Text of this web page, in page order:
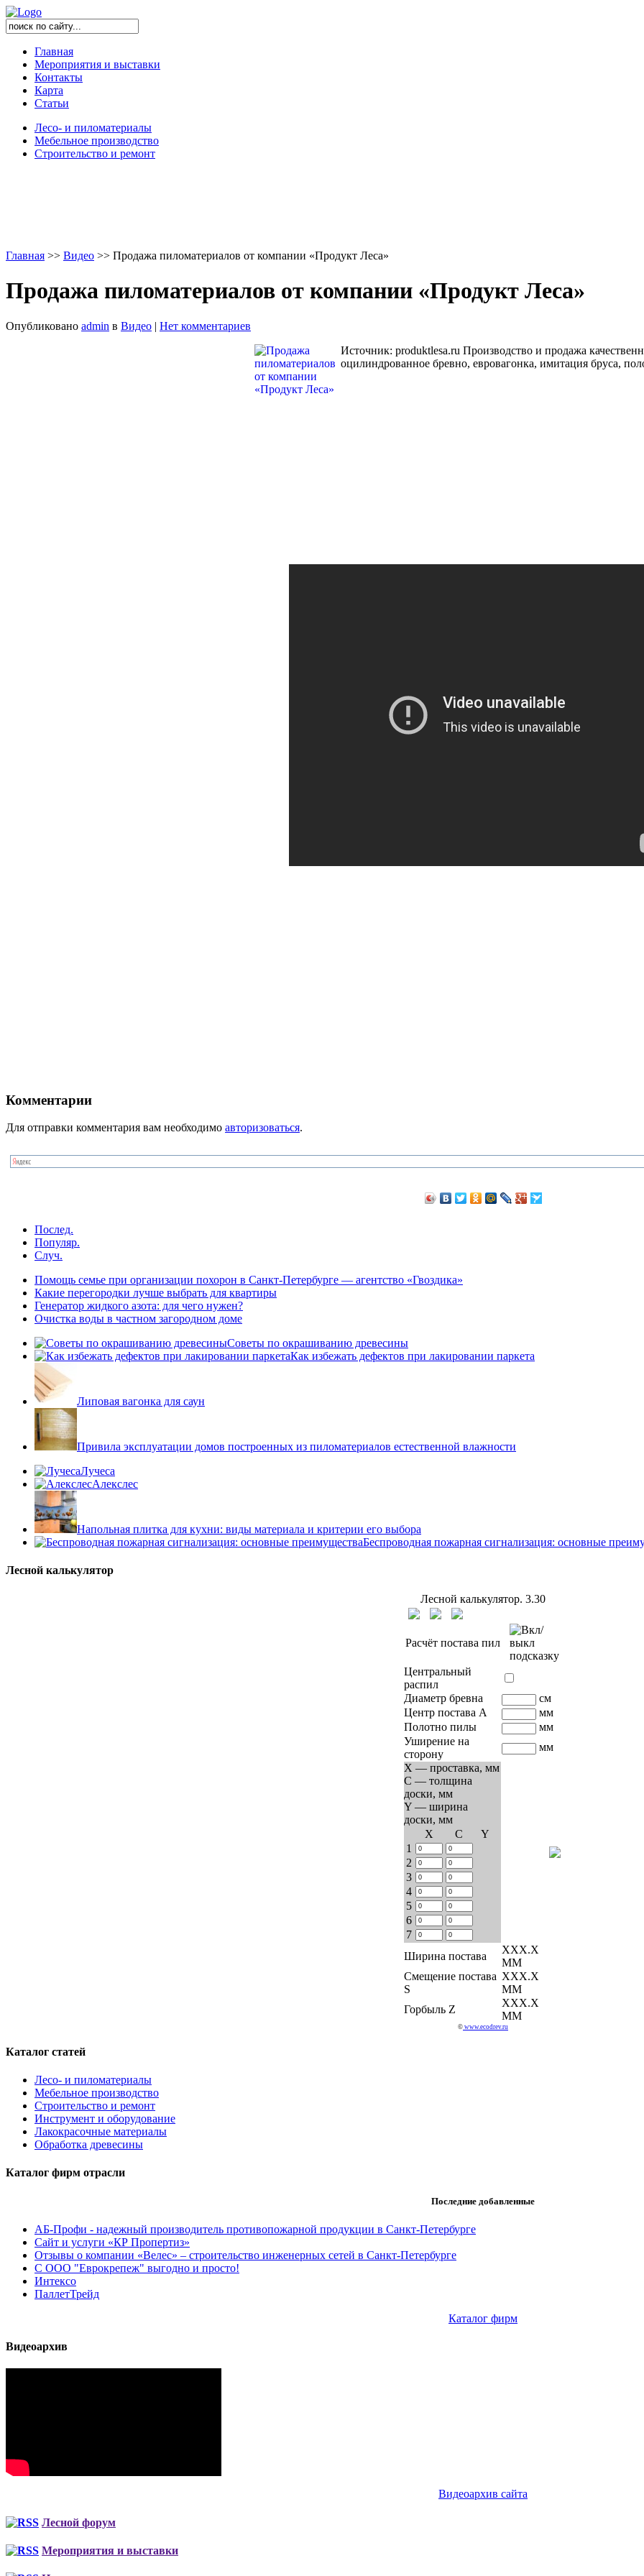
Главная
Мероприятия и выставки
Контакты
Карта
Статьи
Лесо- и пиломатериалы
Мебельное производство
Строительство и ремонт
Главная >> Видео >> Продажа пиломатериалов от компании «Продукт Леса»
Продажа пиломатериалов от компании «Продукт Леса»
Опубликовано admin в Видео | Нет комментариев
Источник: produktlesa.ru Производство и продажа
оцилиндрованное бревно, евровагонка, имитация бруса,
Комментарии
Для отправки комментария вам необходимо авторизоваться.
Послед.
Популяр.
Случ.
Помощь семье при организации похорон в Санкт-Петербурге — агентство «Гвоздика»
Какие перегородки лучше выбрать для квартиры
Генератор жидкого азота: для чего нужен?
Очистка воды в частном загородном доме
Советы по окрашиванию древесины
Как избежать дефектов при лакировании паркета
Липовая вагонка для саун
Привила эксплуатации домов построенных из пиломатериалов естественной влажности
Лучеса
Алекслес
Напольная плитка для кухни: виды материала и критерии его выбора
Беспроводная пожарная сигнализация: основные
Лесной калькулятор
Лесной калькулятор. 3.30
Расчёт постава пил
Центральный
распил
Диаметр бревна
см
Центр постава A
мм
Полотно пилы
мм
Уширение на
сторону
мм
X — проставка, мм
C — толщина
доски, мм
Y — ширина
доски, мм
Х
C
Y
1
2
3
4
5
6
7
Ширина постава
ХХХ.Х
ММ
Смещение постава
S
ХХХ.Х
ММ
Горбыль Z
ХХХ.Х
ММ
© www.ecodrev.ru
Каталог статей
Лесо- и пиломатериалы
Мебельное производство
Строительство и ремонт
Инструмент и оборудование
Лакокрасочные материалы
Обработка древесины
Каталог фирм отрасли
Последние добавленные
АБ-Профи - надежный производитель противопожарной продукции в Санкт-Петербурге
Сайт и услуги «КР Пропертиз»
Отзывы о компании «Велес» – строительство инженерных сетей в Санкт-Петербурге
С ООО "Еврокрепеж" выгодно и просто!
Интексо
ПаллетТрейд
Каталог фирм
Видеоархив
Видеоархив сайта
Лесной форум
Мероприятия и выставки